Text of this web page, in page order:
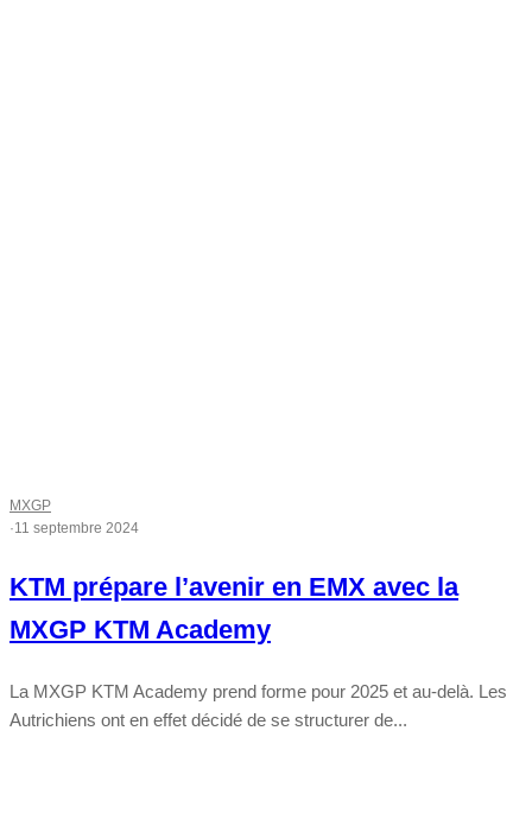
MXGP
·11 septembre 2024
KTM prépare l’avenir en EMX avec la
MXGP KTM Academy
La MXGP KTM Academy prend forme pour 2025 et au-delà. Les
Autrichiens ont en effet décidé de se structurer de...